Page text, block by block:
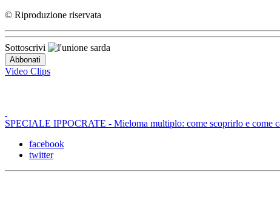
© Riproduzione riservata
Sottoscrivi
Video Clips
SPECIALE IPPOCRATE - Mieloma multiplo: come scoprirlo e come
facebook
twitter